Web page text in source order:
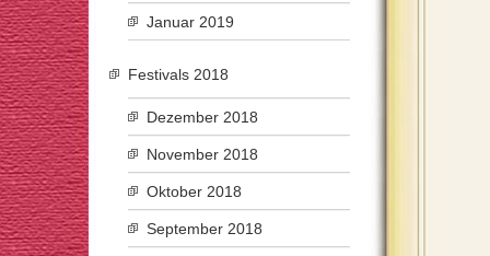
Januar 2019
Festivals 2018
Dezember 2018
November 2018
Oktober 2018
September 2018